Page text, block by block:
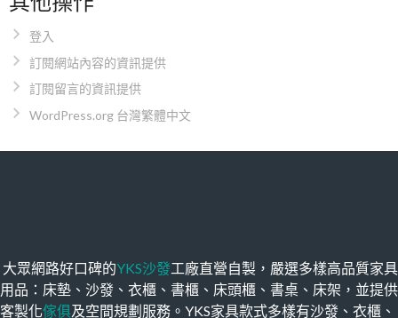
登入
訂閱網站內容的資訊提供
訂閱留言的資訊提供
WordPress.org 台灣繁體中文
大眾網路好口碑的YKS沙發工廠直營自製，嚴選多樣高品質家具
用品：床墊、沙發、衣櫃、書櫃、床頭櫃、書桌、床架，並提供
客製化傢俱及空間規劃服務。YKS家具款式多樣有沙發、衣櫃、